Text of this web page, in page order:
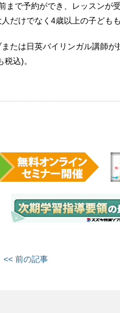
まで予約ができ、レッスンが
だけでなく4歳以上の⼦ども
たは⽇英バイリンガル講師
込)。
<< 前の記事